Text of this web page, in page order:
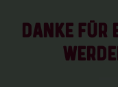
Danke für